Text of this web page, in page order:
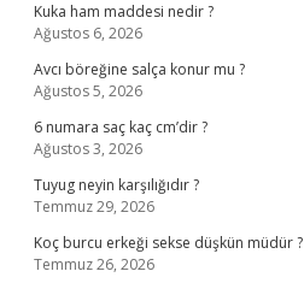
Kuka ham maddesi nedir ?
Ağustos 6, 2026
Avcı böreğine salça konur mu ?
Ağustos 5, 2026
6 numara saç kaç cm’dir ?
Ağustos 3, 2026
Tuyug neyin karşılığıdır ?
Temmuz 29, 2026
Koç burcu erkeği sekse düşkün müdür ?
Temmuz 26, 2026